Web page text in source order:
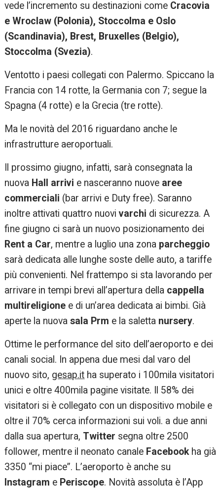
vede l’incremento su destinazioni come Cracovia
e Wroclaw (Polonia), Stoccolma e Oslo
(Scandinavia), Brest, Bruxelles (Belgio),
Stoccolma (Svezia).
Ventotto i paesi collegati con Palermo. Spiccano la
Francia con 14 rotte, la Germania con 7; segue la
Spagna (4 rotte) e la Grecia (tre rotte).
Ma le novità del 2016 riguardano anche le
infrastrutture aeroportuali.
Il prossimo giugno, infatti, sarà consegnata la
nuova Hall arrivi e nasceranno nuove aree
commerciali (bar arrivi e Duty free). Saranno
inoltre attivati quattro nuovivarchi di sicurezza. A
fine giugno ci sarà un nuovo posizionamento dei
Rent a Car, mentre a luglio una zona parcheggio
sarà dedicata alle lunghe soste delle auto, a tariffe
più convenienti. Nel frattempo si sta lavorando per
arrivare in tempi brevi all’apertura della cappella
multireligione e di un’area dedicata ai bimbi. Già
aperte la nuovasala Prm e la saletta nursery.
Ottime le performance del sito dell’aeroporto e dei
canali social. In appena due mesi dal varo del
nuovo sito, gesap.it ha superato i 100mila visitatori
unici e oltre 400mila pagine visitate. Il 58% dei
visitatori si è collegato con un dispositivo mobile e
oltre il 70% cerca informazioni sui voli. a due anni
dalla sua apertura, Twitter segna oltre 2500
follower, mentre il neonato canale Facebookha già
3350 “mi piace”. L’aeroporto è anche su
Instagram e Periscope. Novità assoluta è l’App